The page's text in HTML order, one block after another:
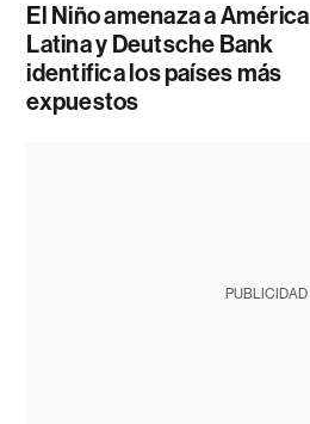
El Niño amenaza a América
Latina y Deutsche Bank
identifica los países más
expuestos
PUBLICIDAD